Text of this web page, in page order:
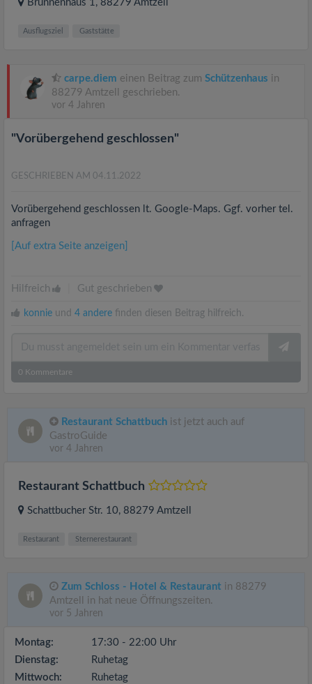
Brunnenhaus 1, 88279 Amtzell
Ausflugsziel Gaststätte
carpe.diem einen Beitrag zum Schützenhaus in
88279 Amtzell geschrieben.
vor 4 Jahren
"Vorübergehend geschlossen"
GESCHRIEBEN AM 04.11.2022
Vorübergehend geschlossen lt. Google-Maps. Ggf. vorher tel.
anfragen
[Auf extra Seite anzeigen]
Hilfreich Gut geschrieben
konnie und 4 andere finden diesen Beitrag hilfreich.
0 Kommentare
Restaurant Schattbuch ist jetzt auch auf
GastroGuide
vor 4 Jahren
Restaurant Schattbuch
Schattbucher Str. 10, 88279 Amtzell
Restaurant Sternerestaurant
Zum Schloss - Hotel & Restaurant in 88279
Amtzell in hat neue Öffnungszeiten.
vor 5 Jahren
Montag:
17:30 - 22:00 Uhr
Dienstag:
Ruhetag
Mittwoch:
Ruhetag